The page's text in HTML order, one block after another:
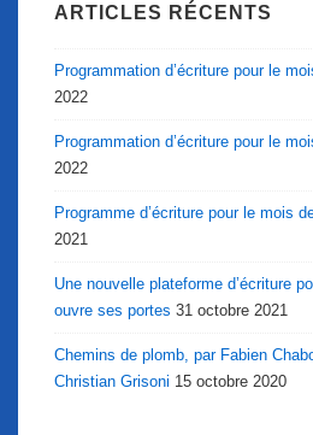
ARTICLES RÉCENTS
Programmation d’écriture pour le
2022
Programmation d’écriture pour le
2022
Programme d’écriture pour le mois
2021
Une nouvelle plateforme d’écriture
ouvre ses portes 31 octobre 2021
Chemins de plomb, par Fabien
Christian Grisoni 15 octobre 2020